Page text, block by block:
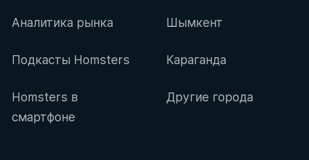
Аналитика рынка
Подкасты Homsters
Homsters в
смартфоне
Шымкент
Караганда
Другие города